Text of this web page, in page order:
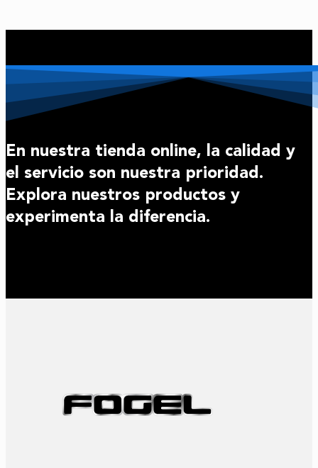
En nuestra tienda online, la calidad y
el servicio son nuestra prioridad.
Explora nuestros productos y
experimenta la diferencia.